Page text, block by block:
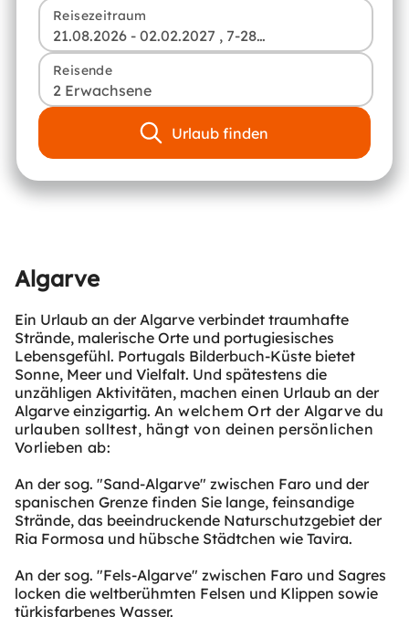
Reisezeitraum
21.08.2026 - 02.02.2027 , 7-28 Tage
Reisende
2 Erwachsene
Urlaub finden
Algarve
Ein Urlaub an der Algarve verbindet traumhafte
Strände, malerische Orte und portugiesisches
Lebensgefühl. Portugals Bilderbuch-Küste bietet
Sonne, Meer und Vielfalt. Und spätestens die
unzähligen Aktivitäten, machen einen Urlaub an der
Algarve einzigartig. An welchem Ort der Algarve du
urlauben solltest, hängt von deinen persönlichen
Vorlieben ab:
An der sog. "Sand-Algarve" zwischen Faro und der
spanischen Grenze finden Sie lange, feinsandige
Strände, das beeindruckende Naturschutzgebiet der
Ria Formosa und hübsche Städtchen wie Tavira.
An der sog. "Fels-Algarve" zwischen Faro und Sagres
locken die weltberühmten Felsen und Klippen sowie
türkisfarbenes Wasser.